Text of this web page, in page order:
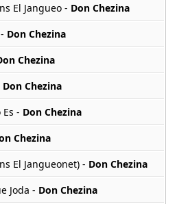
El Jangueo - Don Chezina
Don Chezina
Chezina
Don Chezina
- Don Chezina
Chezina
El Jangueonet) - Don Chezina
Joda - Don Chezina